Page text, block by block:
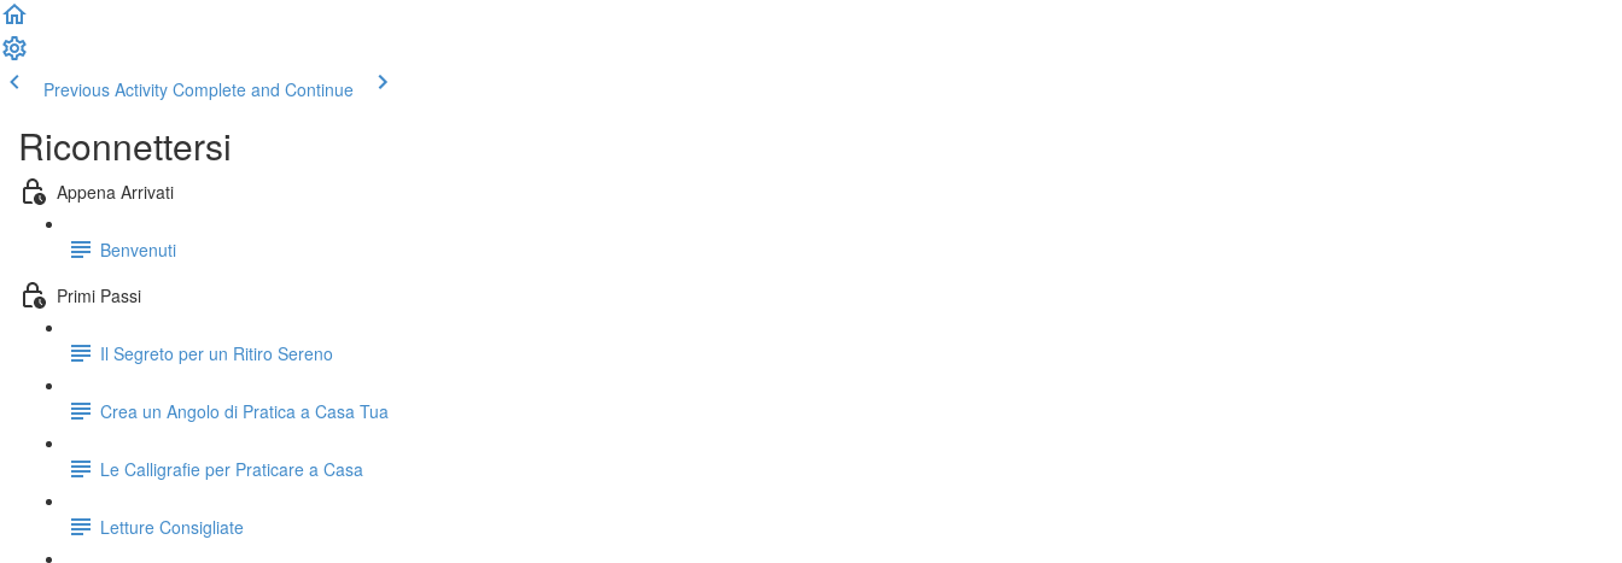
Previous Activity Complete and Continue
Riconnettersi
Appena Arrivati
Benvenuti
Primi Passi
Il Segreto per un Ritiro Sereno
Crea un Angolo di Pratica a Casa Tua
Le Calligrafie per Praticare a Casa
Letture Consigliate